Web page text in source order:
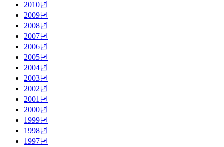
2010년
2009년
2008년
2007년
2006년
2005년
2004년
2003년
2002년
2001년
2000년
1999년
1998년
1997년